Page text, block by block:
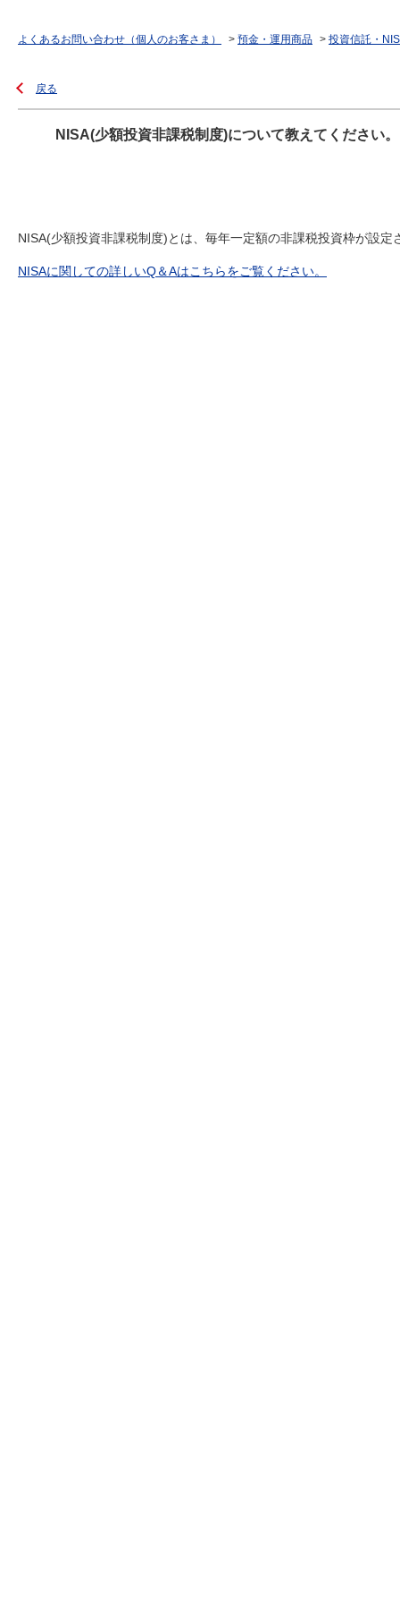
よくあるお問い合わせ（個人のお客さま） > 預金・運用商品 > 投資信託・
戻る
NISA(少額投資非課税制度)について教えてください。
NISA(少額投資非課税制度)とは、毎年一定額の非課税投資枠が設
NISAに関しての詳しいQ＆Aはこちらをご覧ください。